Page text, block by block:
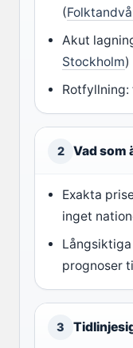
(
Akut
Stockholm)
Rotfyllning:
2 Vad som
Exakta
inget
prognoser
3